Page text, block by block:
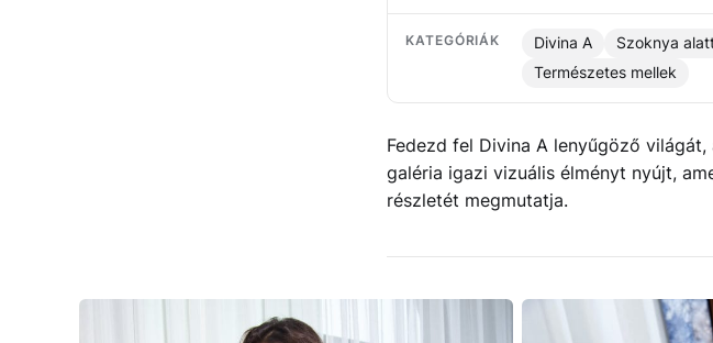
KATEGÓRIÁK Divina A Szoknya
Természetes mellek
Fedezd fel Divina A lenyűgöző
galéria igazi vizuális élményt nyújt,
részletét megmutatja.